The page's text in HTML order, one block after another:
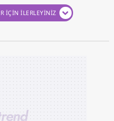
İÇİN İLERLEYİNİZ